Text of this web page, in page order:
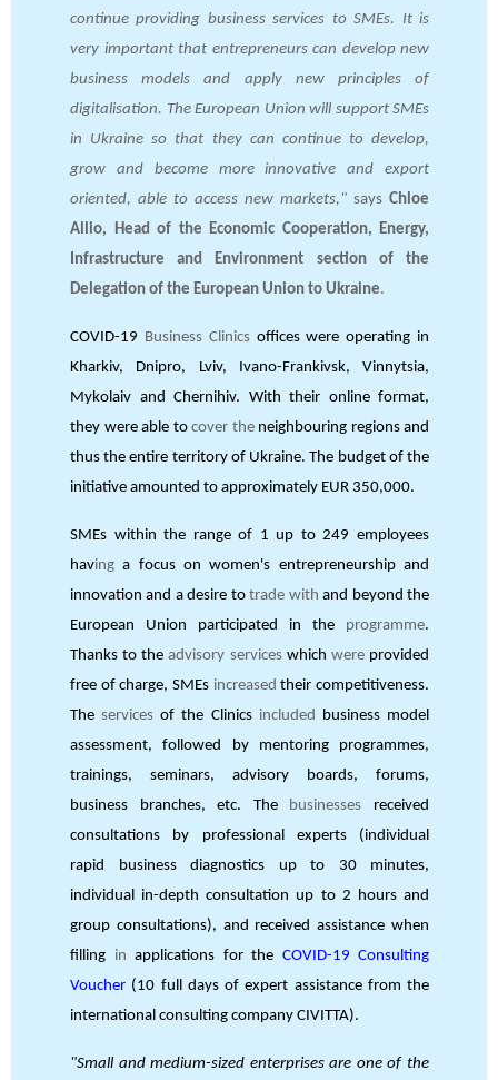
continue providing business services to SMEs. It is
very important that entrepreneurs can develop new
business models and apply new principles of
digitalisation. The European Union will support SMEs
in Ukraine so that they can continue to develop,
grow and become more innovative and export
oriented, able to access new markets," says Chloe
Allio, Head of the Economic Cooperation, Energy,
Infrastructure and Environment section of the
Delegation of the European Union to Ukraine.
COVID-19 Business Clinics offices were operating in
Kharkiv, Dnipro, Lviv, Ivano-Frankivsk, Vinnytsia,
Mykolaiv and Chernihiv. With their online format,
they were able to cover theneighbouring regions and
thus the entire territory of Ukraine. The budget of the
initiative amounted to approximately EUR 350,000.
SMEs within the range of 1 up to 249 employees
having a focus on women's entrepreneurship and
innovation and a desire totrade withand beyond the
European Union participated in the programme.
Thanks to theadvisory serviceswhich were provided
free of charge, SMEs increased their competitiveness.
Theservicesof the Clinics included
business model
assessment, followed by mentoring programmes,
trainings, seminars, advisory boards, forums,
business branches, etc. Thebusinesses received
consultations by professional experts (individual
rapid business diagnostics up to 30 minutes,
individual in-depth consultation up to 2 hours and
group consultations), and received assistance when
filling in applications for the COVID-19 Consulting
Voucher (10 full days of expert assistance from the
international consulting company CIVITTA).
"Small and medium-sized enterprises are one of the